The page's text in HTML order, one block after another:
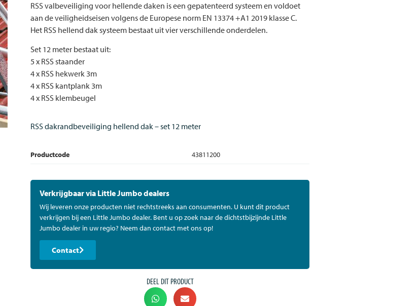
RSS valbeveiliging voor hellende daken is een gepatenteerd systeem en voldoet
aan de veiligheidseisen volgens de Europese norm EN 13374 +A1 2019 klasse C.
Het RSS hellend dak systeem bestaat uit vier verschillende onderdelen.
Set 12 meter bestaat uit:
5 x RSS staander
4 x RSS hekwerk 3m
4 x RSS kantplank 3m
4 x RSS klembeugel
RSS dakrandbeveiliging hellend dak – set 12 meter
Productcode 43811200
Verkrijgbaar via Little Jumbo dealers
Wij leveren onze producten niet rechtstreeks aan consumenten. U kunt dit product
verkrijgen bij een Little Jumbo dealer. Bent u op zoek naar de dichtstbijzijnde Little
Jumbo dealer in uw regio? Neem dan contact met ons op!
Contact
DEEL DIT PRODUCT